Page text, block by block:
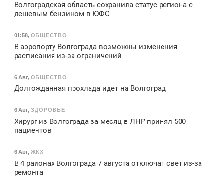
Волгоградская область сохранила статус региона с
дешевым бензином в ЮФО
01:58, ОБЩЕСТВО
В аэропорту Волгограда возможны изменения
расписания из-за ограничений
6 Авг, ОБЩЕСТВО
Долгожданная прохлада идет на Волгоград
6 Авг, ЗДОРОВЬЕ
Хирург из Волгограда за месяц в ЛНР принял 500
пациентов
6 Авг, ЖКХ
В 4 районах Волгограда 7 августа отключат свет из-за
ремонта